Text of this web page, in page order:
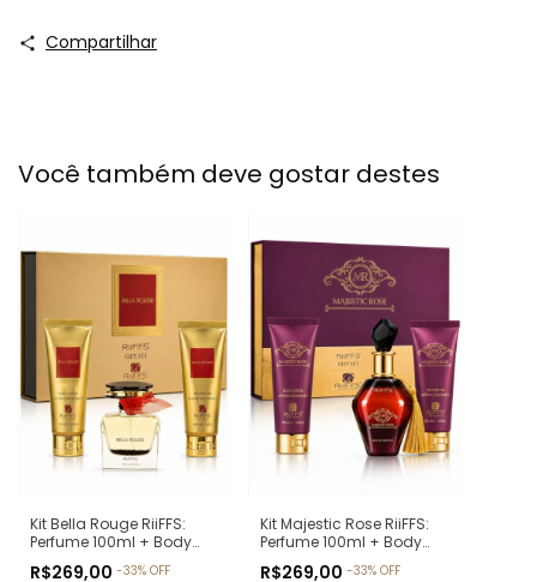
Compartilhar
Você também deve gostar destes
Kit Bella Rouge RiiFFS:
Perfume 100ml + Body
Gel 100ml (Ref. Olfativa:
R$269,00 -33% OFF
Kit Majestic Rose RiiFFS:
Perfume 100ml + Body
R$269,00-33%OFF